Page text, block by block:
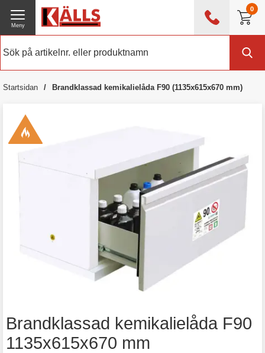
0
0476 - 214 80
Meny
Startsidan Brandklassad kemikalielåda F90 (1135x615x670 mm)
Brandklassad kemikalielåda F90
1135x615x670 mm